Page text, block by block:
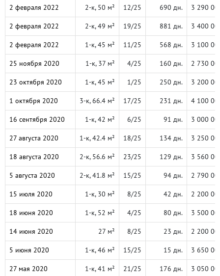
2 февраля 2022 2-к, 50 м² 12/25 690 дн. 3 290
2 февраля 2022 2-к, 49 м² 19/25 881 дн. 3 400
2 февраля 2022 1-к, 45 м² 11/25 568 дн. 3 100
25 ноября 2020 1-к, 37 м² 4/25 160 дн. 2 730
23 октября 2020 1-к, 45 м² 1/25 250 дн. 3 200
1 октября 2020 3-к, 66.4 м² 17/25 231 дн. 4 100
16 сентября 2020 1-к, 42 м² 6/25 91 дн. 3 000
27 августа 2020 1-к, 42.4 м² 18/25 134 дн. 3 250
18 августа 2020 2-к, 56.6 м² 23/25 129 дн. 3 560
5 августа 2020 2-к, 41.8 м² 15/25 94 дн. 2 790
15 июля 2020 1-к, 30 м² 8/25 42 дн. 2 200
18 июня 2020 1-к, 52 м² 4/25 80 дн. 3 500
14 июня 2020 27 м² 8/25 23 дн. 2 200
5 июня 2020 1-к, 46 м² 15/25 15 дн. 3 650
27 мая 2020 1-к, 41 м² 21/25 176 дн. 3 050